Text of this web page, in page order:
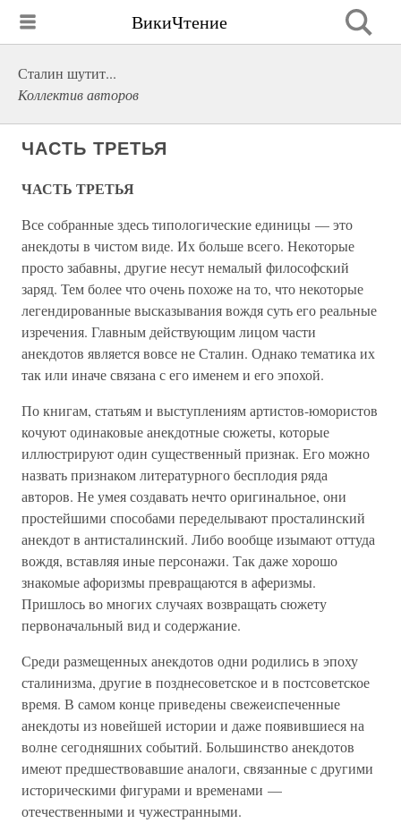
ВикиЧтение
Сталин шутит...
Коллектив авторов
ЧАСТЬ ТРЕТЬЯ
ЧАСТЬ ТРЕТЬЯ
Все собранные здесь типологические единицы — это
анекдоты в чистом виде. Их больше всего. Некоторые
просто забавны, другие несут немалый философский
заряд. Тем более что очень похоже на то, что некоторые
легендированные высказывания вождя суть его реальные
изречения. Главным действующим лицом части
анекдотов является вовсе не Сталин. Однако тематика их
так или иначе связана с его именем и его эпохой.
По книгам, статьям и выступлениям артистов-юмористов
кочуют одинаковые анекдотные сюжеты, которые
иллюстрируют один существенный признак. Его можно
назвать признаком литературного бесплодия ряда
авторов. Не умея создавать нечто оригинальное, они
простейшими способами переделывают просталинский
анекдот в антисталинский. Либо вообще изымают оттуда
вождя, вставляя иные персонажи. Так даже хорошо
знакомые афоризмы превращаются в аферизмы.
Пришлось во многих случаях возвращать сюжету
первоначальный вид и содержание.
Среди размещенных анекдотов одни родились в эпоху
сталинизма, другие в позднесоветское и в постсоветское
время. В самом конце приведены свежеиспеченные
анекдоты из новейшей истории и даже появившиеся на
волне сегодняшних событий. Большинство анекдотов
имеют предшествовавшие аналоги, связанные с другими
историческими фигурами и временами —
отечественными и чужестранными.